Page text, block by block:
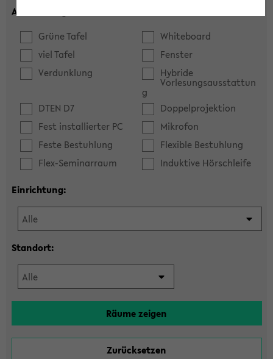
Ausstattung:
Grüne Tafel
Whiteboard
viel Tafel
Fenster
Verdunklung
Hybride
Vorlesungsausstattun
g
DTEN D7
Doppelprojektion
Fest installierter PC
Mikrofon
Feste Bestuhlung
Flexible Bestuhlung
Flex-Seminarraum
Induktive Hörschleife
Einrichtung:
Standort: